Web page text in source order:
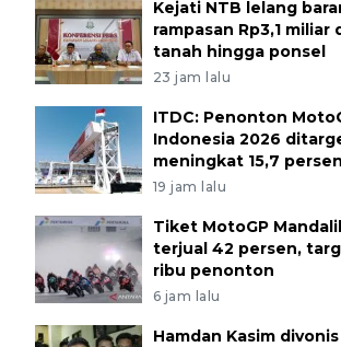
Kejati NTB lelang
rampasan Rp3,1 miliar
tanah hingga ponsel
23 jam lalu
ITDC: Penonton
Indonesia 2026
meningkat 15,7 persen
19 jam lalu
Tiket MotoGP
terjual 42 persen,
ribu penonton
6 jam lalu
Hamdan Kasim